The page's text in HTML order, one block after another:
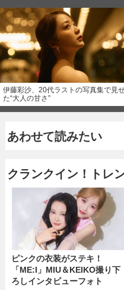
伊藤彩沙、20代ラストの写真集で見
た“大人の甘さ”
あわせて読みたい
クランクイン！ト
ピンクの衣装がステキ！
「ME:I」MIU＆KEIKO撮り下
ろしインタビューフォト